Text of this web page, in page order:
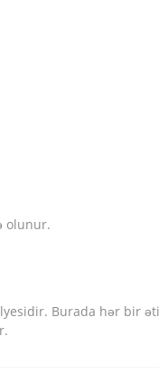
olunur.
Burada hər bir